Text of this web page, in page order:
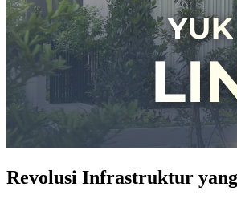
Revolusi Infrastruktur